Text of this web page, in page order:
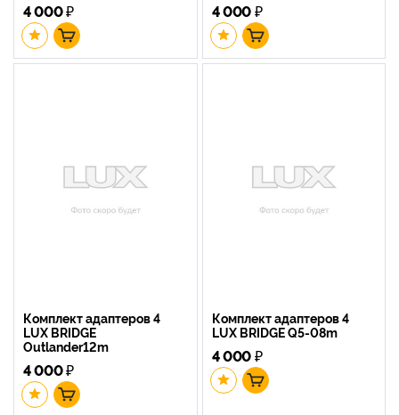
4 000₽ 4 000₽
Комплект адаптеров 4
LUX BRIDGE
Outlander12m
4 000₽
Комплект адаптеров 4
LUX BRIDGE Q5-08m
4 000₽